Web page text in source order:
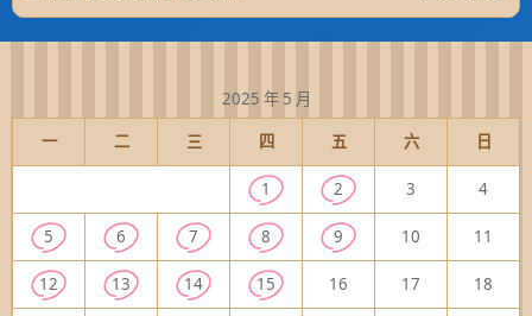
2025 年 5 月
一
二 三 四 五 六 日
1 2 3 4
5 6 7 8 9 10 11
12 13 14 15 16 17 18